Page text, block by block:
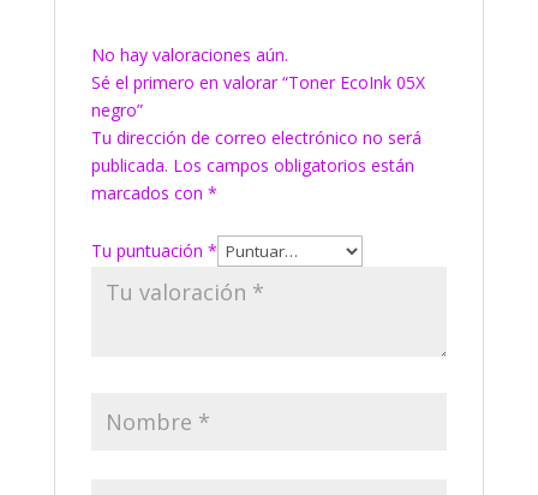
No hay valoraciones aún.
Sé el primero en valorar “Toner EcoInk 05X
negro”
Tu dirección de correo electrónico no será
publicada. Los campos obligatorios están
marcados con *
Tu puntuación *